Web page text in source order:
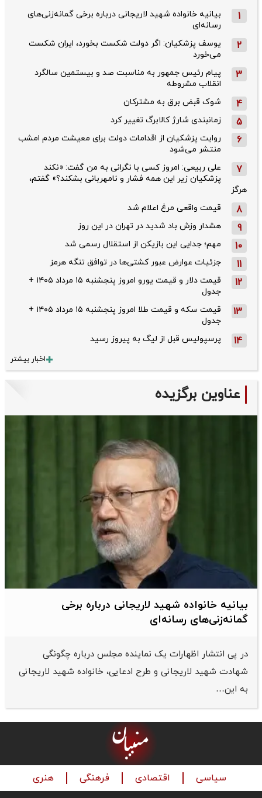
1
بیانیه خانواده شهید لاریجانی درباره برخی گمانه‌زنی‌های
رسانه‌ای
2
یوسف پزشکیان: اگر دولت شکست بخورد، ایران شکست
می‌خورد
3
پیام رئیس جمهور به مناسبت صد و بیستمین سالگرد
انقلاب مشروطه
4 شوک قبض برق به مشترکان
5 زمانبندی شارژ کالابرگ تغییر کرد
6
روایت پزشکیان از اقدامات دولت برای معیشت مردم امشب
منتشر می‌شود
7
علی ربیعی: امروز کسی با نگرانی به من گفت: «نکند
پزشکیان زیر این همه فشار و نامهربانی بشکند؟» گفتم،
هرگز
8 قیمت واقعی مرغ اعلام شد
9 هشدار وزش باد شدید در تهران در این روز
10 مهم؛ جدایی این بازیکن از استقلال رسمی شد
11 جزئیات عوارض عبور کشتی‌ها در توافق تنگه هرمز
12
قیمت دلار و قیمت یورو امروز پنجشنبه ۱۵ مرداد ۱۴۰۵ +
جدول
13
قیمت سکه و قیمت طلا امروز پنجشنبه ۱۵ مرداد ۱۴۰۵ +
جدول
14 پرسپولیس قبل از لیگ به پیروز رسید
اخبار بیشتر
عناوین برگزیده
بیانیه خانواده شهید لاریجانی درباره برخی
گمانه‌زنی‌های رسانه‌ای
در پی انتشار اظهارات یک نماینده مجلس درباره چگونگی
شهادت شهید لاریجانی و طرح ادعایی، خانواده شهید لاریجانی
به این…
سیاسی اقتصادی فرهنگی هنری